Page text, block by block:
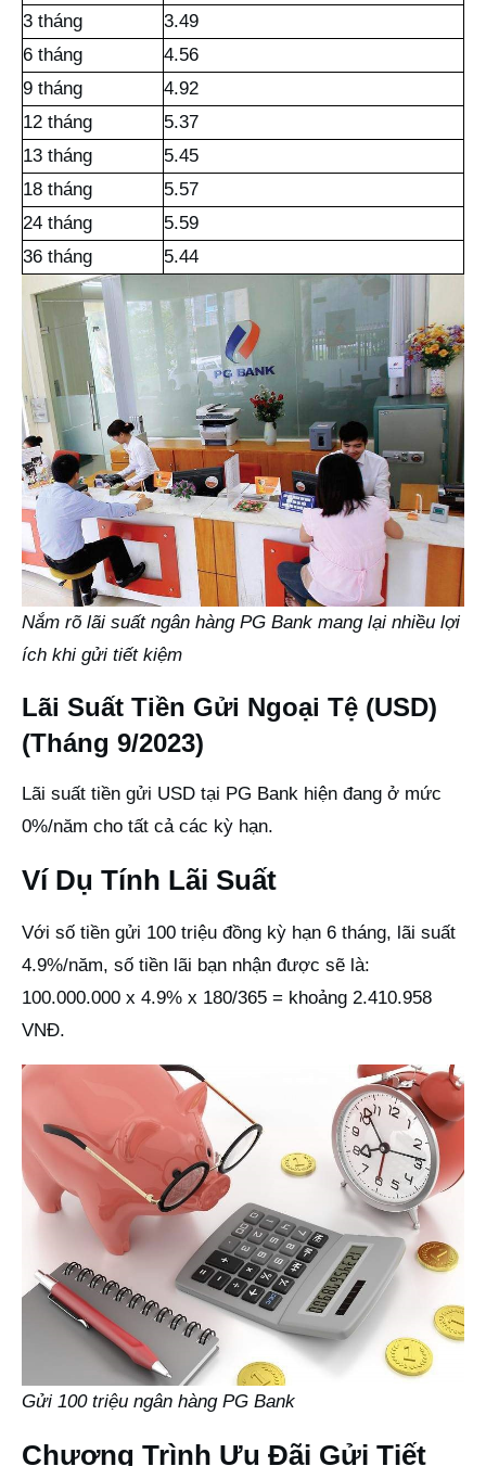
3 tháng
3.49
6 tháng
4.56
9 tháng
4.92
12 tháng
5.37
13 tháng
5.45
18 tháng
5.57
24 tháng
5.59
36 tháng
5.44
Nắm rõ lãi suất ngân hàng PG Bank mang lại nhiều lợi
ích khi gửi tiết kiệm
Lãi Suất Tiền Gửi Ngoại Tệ (USD)
(Tháng 9/2023)
Lãi suất tiền gửi USD tại PG Bank hiện đang ở mức
0%/năm cho tất cả các kỳ hạn.
Ví Dụ Tính Lãi Suất
Với số tiền gửi 100 triệu đồng kỳ hạn 6 tháng, lãi suất
4.9%/năm, số tiền lãi bạn nhận được sẽ là:
100.000.000 x 4.9% x 180/365 = khoảng 2.410.958
VNĐ.
Gửi 100 triệu ngân hàng PG Bank
Chương Trình Ưu Đãi Gửi Tiết